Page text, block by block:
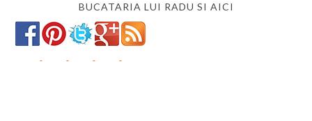
BUCATARIA LUI RADU SI AICI